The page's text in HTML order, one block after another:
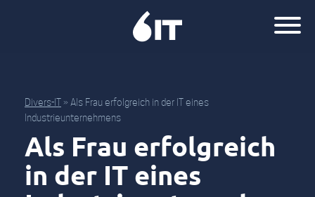
Divers-IT » Als Frau erfolgreich in der IT eines
Industrieunternehmens
Als Frau erfolgreich
in der IT eines